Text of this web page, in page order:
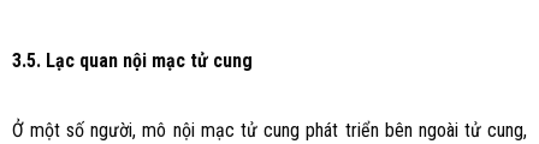
3.5. Lạc quan nội mạc tử cung
Ở một số người, mô nội mạc tử cung phát triển bên ngoài tử cung,